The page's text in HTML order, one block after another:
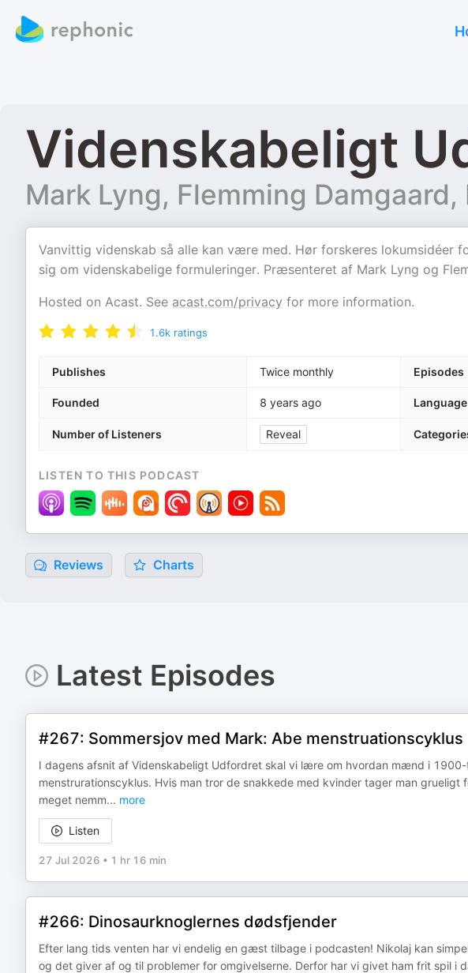
Videnskabeligt
Mark Lyng, Flemming
Vanvittig videnskab så alle kan være med. Hør forskeres lokumsidéer
sig om videnskabelige formuleringer. Præsenteret af Mark Lyng og
Hosted on Acast. See acast.com/privacy for more information.
1.6k ratings
Publishes Twice monthly Episodes
Founded 8 years ago Language
Number of Listeners Reveal
LISTEN TO THIS PODCAST
Reviews Charts
Latest Episodes
#267: Sommersjov med Mark: Abe menstruationscyklus
I dagens afsnit af Videnskabeligt Udfordret skal vi lære om hvordan mænd i
menstrurationscyklus. Hvis man tror de snakkede med kvinder tager man
meget nemm... more
Listen
27 Jul 2026 • 1 hr 16 min
#266: Dinosaurknoglernes dødsfjender
Efter lang tids venten har vi endelig en gæst tilbage i podcasten! Nikolaj kan
og det giver af og til problemer for omgivelserne. Derfor har vi givet ham frit spil i